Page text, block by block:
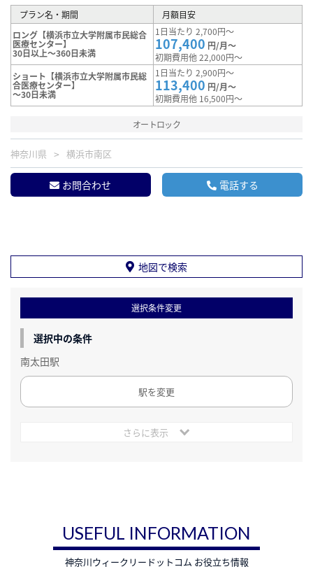
プラン名・期間
月額目安
ロング【横浜市立大学附属市民総合
医療センター】
30日以上～360日未満
1日当たり 2,700円～
107,400 円/月～
初期費用他 22,000円～
ショート【横浜市立大学附属市民総
合医療センター】
～30日未満
1日当たり 2,900円～
113,400 円/月～
初期費用他 16,500円～
オートロック
神奈川県 横浜市南区
お問合わせ 電話する
地図で検索
選択条件変更
選択中の条件
南太田駅
駅を変更
さらに表示
USEFUL INFORMATION
神奈川ウィークリードットコム お役立ち情報